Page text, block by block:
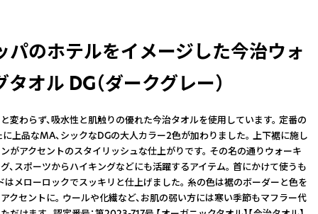
パのホテルをイメージした今治ウォ
オル DG（ダークグレー）
変わらず、吸水性と肌触りの優れた今治タオルを使用しています。 定番の
に上品なMA、シックなDGの大人カラー2色が加わりました。 上下裾に施し
がアクセントのスタイリッシュな仕上がりです。 その名の通りウォーキ
、スポーツからハイキングなどにも活躍するアイテム。 首にかけて使うも
はメローロックでスッキリと仕上げました。 糸の色は裾のボーダーと色を
クセントに。 ウールや化繊など、お肌の弱い方には寒い季節もマフラー代